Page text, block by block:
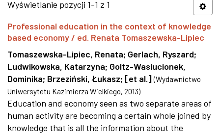
Wyświetlanie pozycji 1-1 z 1
Professional education in the context of knowledge
based economy / ed. Renata Tomaszewska-Lipiec
Tomaszewska-Lipiec, Renata; Gerlach, Ryszard;
Ludwikowska, Katarzyna; Goltz-Wasiucionek,
Dominika; Brzeziński, Łukasz; [et al.] (Wydawnictwo
Uniwersytetu Kazimierza Wielkiego, 2013)
Education and economy seen as two separate areas of
human activity are becoming a certain whole joined by
knowledge that is all the information about the